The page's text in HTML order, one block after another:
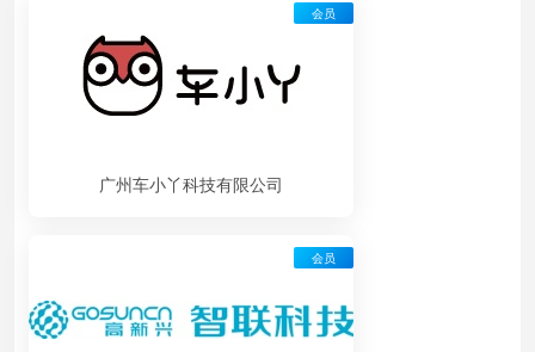
广州车小丫科技有限公司
会员
会员